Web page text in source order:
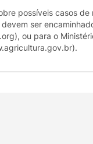
possíveis casos de
ser
ou para o